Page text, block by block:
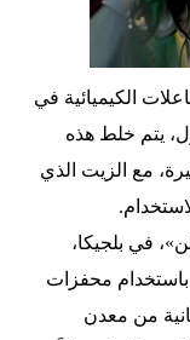
الكيميائية في
يتم خلط هذه
مع الزيت الذي
في بلجيكا،
محفزات
من معدن